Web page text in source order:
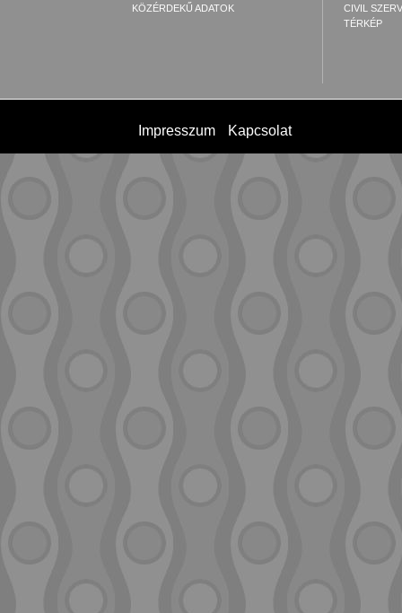
KÖZÉRDEKŰ ADATOK
CIVIL
TÉRKÉP
Impresszum Kapcsolat